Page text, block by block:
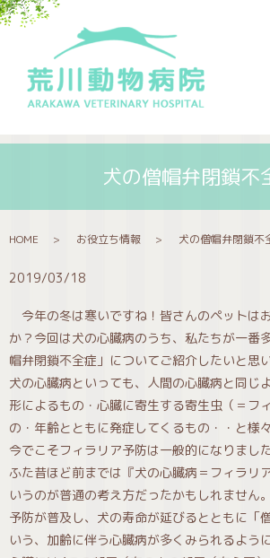
犬の僧帽弁閉鎖不
HOME お役立ち情報 犬の僧帽弁閉鎖不
2019/03/18
今年の冬は寒いですね！皆さんのペットは
か？今回は犬の心臓病のうち、私たちが一番
帽弁閉鎖不全症」についてご紹介したいと
犬の心臓病といっても、人間の心臓病と同じ
形によるもの・心臓に寄生する寄生虫（＝フ
の・年齢とともに発症してくるもの・・と様
今でこそフィラリア予防は一般的になりまし
ふた昔ほど前までは『犬の心臓病＝フィラリ
いうのが普通の考え方だったかもしれません
予防が普及し、犬の寿命が延びるとともに「
いう、加齢に伴う心臓病が多くみられるよ